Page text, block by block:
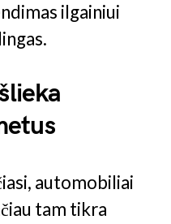
ilgainiui
automobiliai
tam tikra